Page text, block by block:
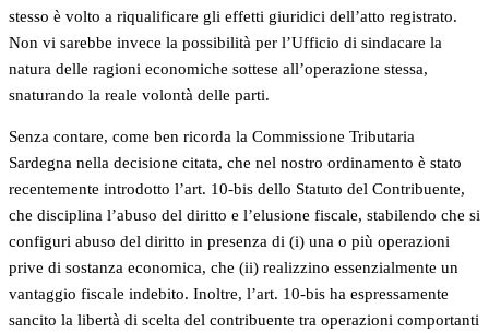
stesso è volto a riqualificare gli effetti giuridici dell’atto registrato.
Non vi sarebbe invece la possibilità per l’Ufficio di sindacare la
natura delle ragioni economiche sottese all’operazione stessa,
snaturando la reale volontà delle parti.
Senza contare, come ben ricorda la Commissione Tributaria
Sardegna nella decisione citata, che nel nostro ordinamento è stato
recentemente introdotto l’art. 10-bis dello Statuto del Contribuente,
che disciplina l’abuso del diritto e l’elusione fiscale, stabilendo che si
configuri abuso del diritto in presenza di (i) una o più operazioni
prive di sostanza economica, che (ii) realizzino essenzialmente un
vantaggio fiscale indebito. Inoltre, l’art. 10-bis ha espressamente
sancito la libertà di scelta del contribuente tra operazioni comportanti